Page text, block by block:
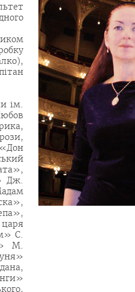
ім.
Дж.
С.
М.